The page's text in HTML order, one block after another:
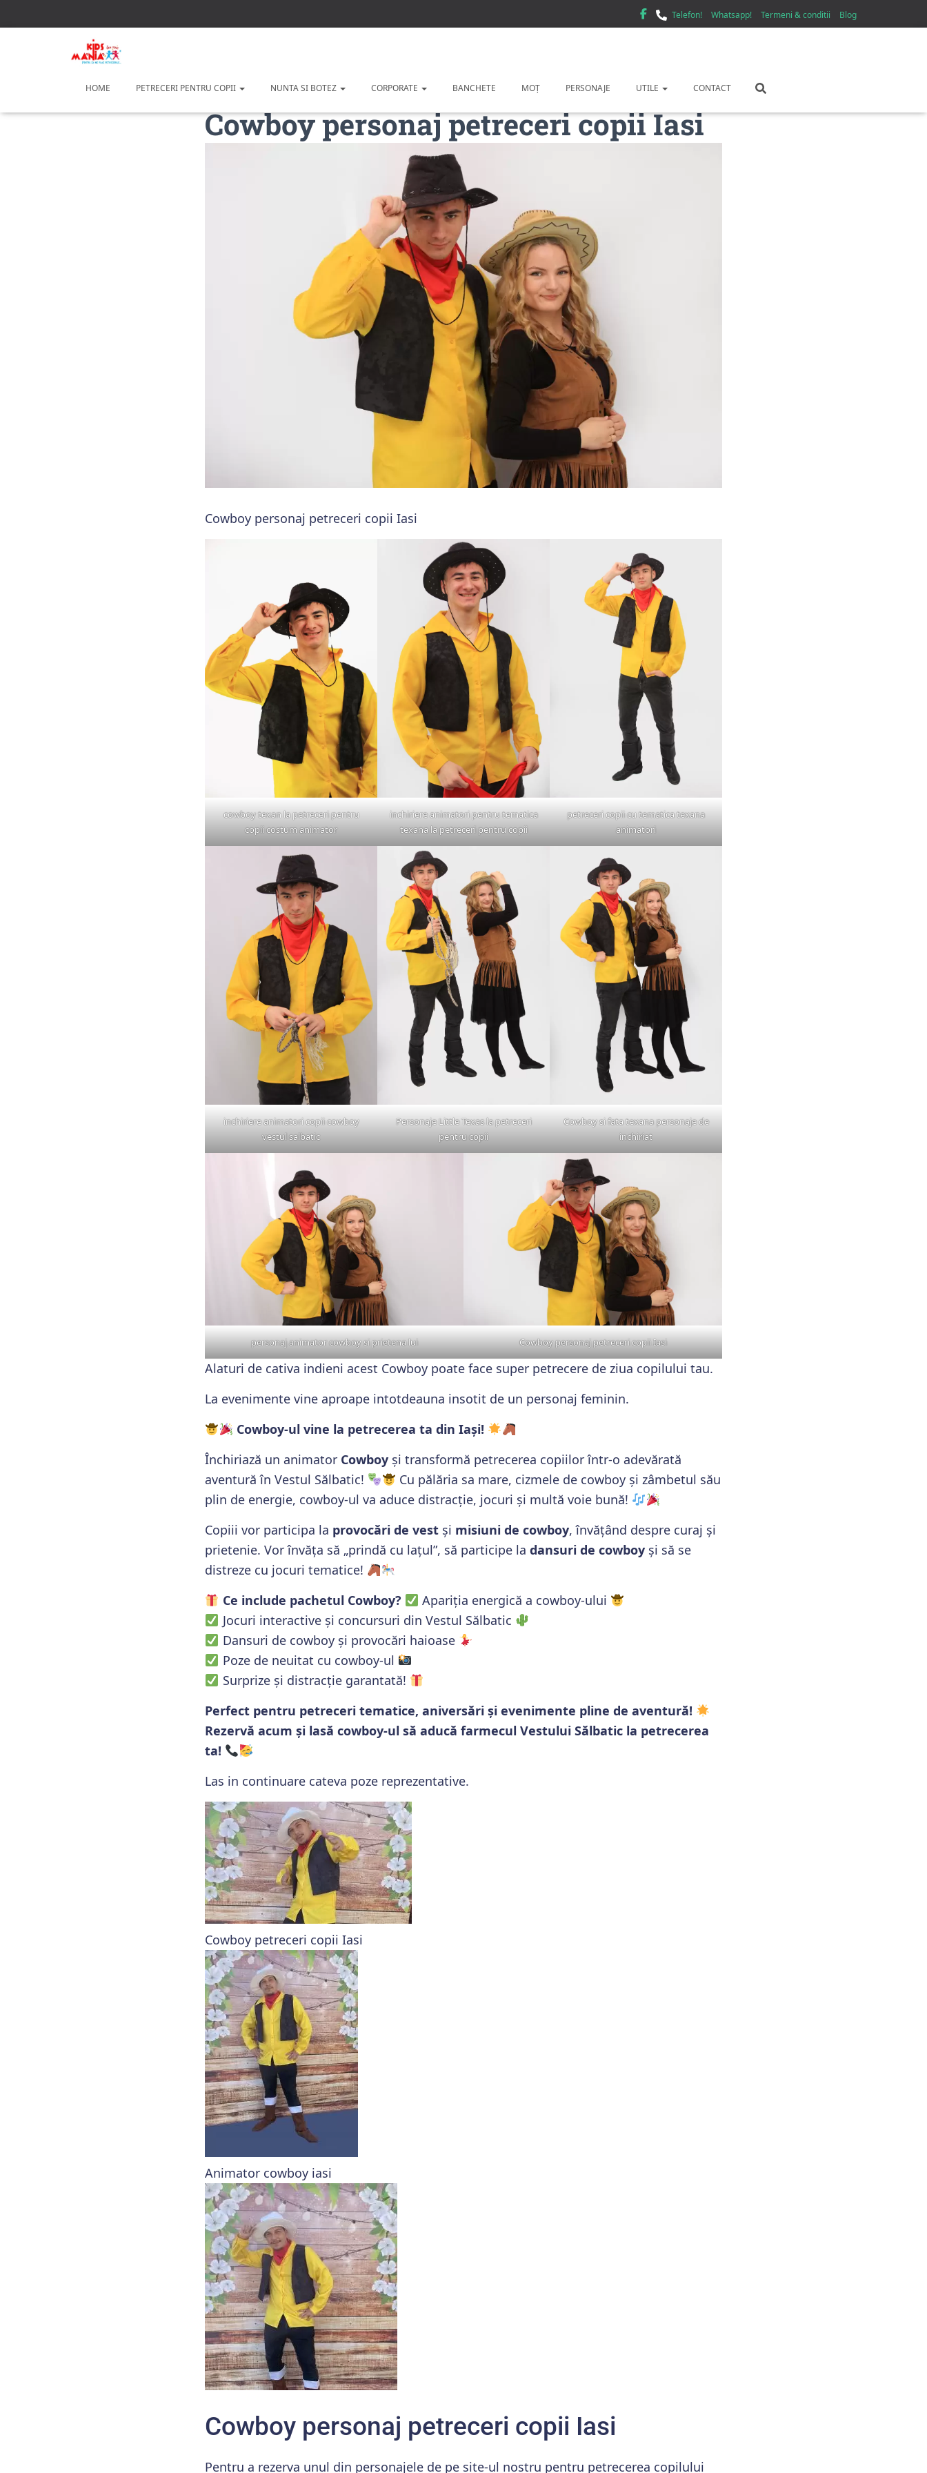
Telefon! Whatsapp! Termeni & conditii Blog
HOME PETRECERI PENTRU COPII NUNTA SI BOTEZ CORPORATE BANCHETE MOȚ PERSONAJE UTILE CONTACT
Cowboy personaj petreceri copii Iasi
Cowboy personaj petreceri copii Iasi
cowboy texan la petreceri pentru
copii costum animator
inchiriere animatori pentru tematica
texana la petreceri pentru copii
petreceri copii cu tematica texana
animatori
inchiriere animatori copii cowboy
vestul salbatic
Personaje Little Texas la petreceri
pentru copii
Cowboy si fata texana personaje de
inchiriat
personaj animator cowboy si prietena lui Cowboy personaj petreceri copii Iasi
Alaturi de cativa indieni acest Cowboy poate face super petrecere de ziua copilului tau.
La evenimente vine aproape intotdeauna insotit de un personaj feminin.
Cowboy-ul vine la petrecerea ta din Iași!
Închiriază un animator Cowboy și transformă petrecerea copiilor într-o adevărată
aventură în Vestul Sălbatic!
Cu pălăria sa mare, cizmele de cowboy și zâmbetul său
plin de energie, cowboy-ul va aduce distracție, jocuri și multă voie bună!
Copiii vor participa la provocări de vest și misiuni de cowboy, învățând despre curaj și
prietenie. Vor învăța să „prindă cu lațul”, să participe la dansuri de cowboy și să se
distreze cu jocuri tematice!
Ce include pachetul Cowboy?
Apariția energică a cowboy-ului
Jocuri interactive și concursuri din Vestul Sălbatic
Dansuri de cowboy și provocări haioase
Poze de neuitat cu cowboy-ul
Surprize și distracție garantată!
Perfect pentru petreceri tematice, aniversări și evenimente pline de aventură!
Rezervă acum și lasă cowboy-ul să aducă farmecul Vestului Sălbatic la petrecerea
ta!
Las in continuare cateva poze reprezentative.
Cowboy petreceri copii Iasi
Animator cowboy iasi
Cowboy personaj petreceri copii Iasi
Pentru a rezerva unul din personajele de pe site-ul nostru pentru petrecerea copilului